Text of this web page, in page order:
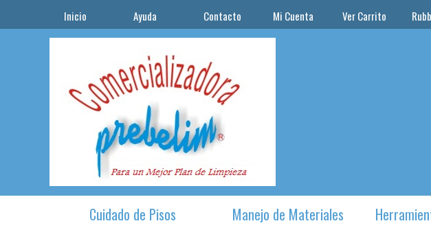
Inicio Ayuda Contacto Mi Cuenta Ver Carrito
Cuidado de Pisos Manejo de Materiales